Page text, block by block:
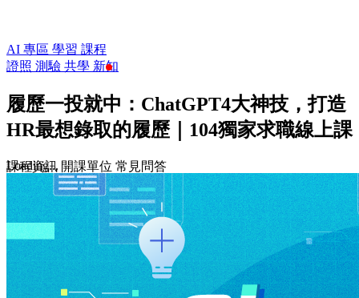
AI 專區 學習 課程
證照 測驗 共學 新知
履歷一投就中：ChatGPT4大神技，打造
HR最想錄取的履歷｜104獨家求職線上課
課程資訊 開課單位 常見問答
Loading...